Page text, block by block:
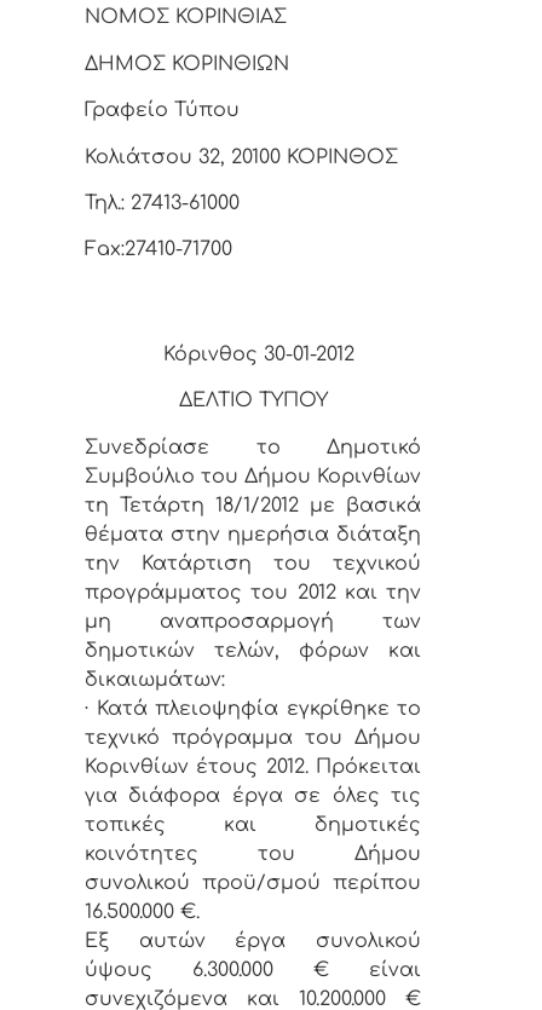
ΝΟΜΟΣ ΚΟΡΙΝΘΙΑΣ
ΔΗΜΟΣ ΚΟΡΙΝΘΙΩΝ
Γραφείο Τύπου
Κολιάτσου 32, 20100 ΚΟΡΙΝΘΟΣ
Τηλ.: 27413-61000
Fax:27410-71700
Κόρινθος 30-01-2012
ΔΕΛΤΙΟ ΤΥΠΟΥ
Συνεδρίασε το Δημοτικό
Συμβούλιο του Δήμου Κορινθίων
τη Τετάρτη 18/1/2012 με βασικά
θέματα στην ημερήσια διάταξη
την Κατάρτιση του τεχνικού
προγράμματος του 2012 και την
μη αναπροσαρμογή των
δημοτικών τελών, φόρων και
δικαιωμάτων:
· Κατά πλειοψηφία εγκρίθηκε το
τεχνικό πρόγραμμα του Δήμου
Κορινθίων έτους 2012. Πρόκειται
για διάφορα έργα σε όλες τις
τοπικές και δημοτικές
κοινότητες του Δήμου
συνολικού προϋ/σμού περίπου
16.500.000 €.
Εξ αυτών έργα συνολικού
ύψους 6.300.000 € είναι
συνεχιζόμενα και 10.200.000 €